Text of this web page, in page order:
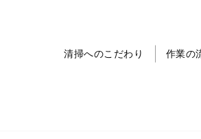
清掃へのこだわり 作業の